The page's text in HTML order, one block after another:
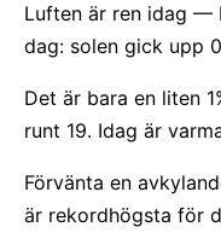
Luften är ren idag —
dag: solen gick upp
Det är bara en liten
runt 19. Idag är
Förvänta en
är rekordhögsta för